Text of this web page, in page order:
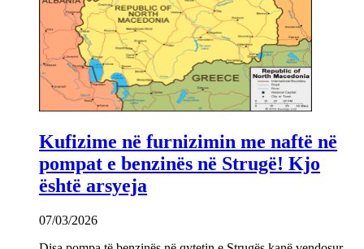
Kufizime në furnizimin me naftë në
pompat e benzinës në Strugë! Kjo
është arsyeja
07/03/2026